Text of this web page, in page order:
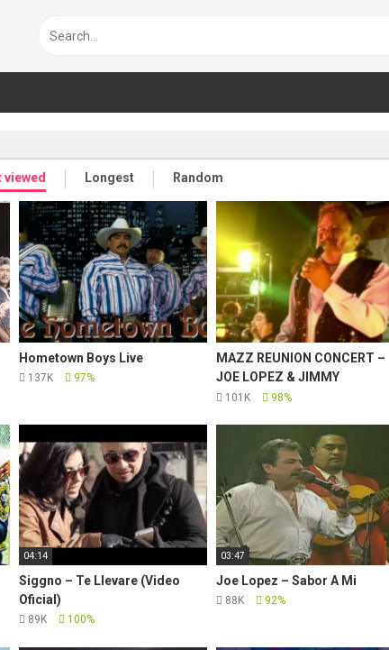
viewed Longest Random
Hometown Boys Live
137K 97%
MAZZ REUNION CONCERT –
JOE LOPEZ & JIMMY
GONZALEZ
101K 98%
04:14
Siggno – Te Llevare (Video
Oficial)
89K 100%
03:47
Joe Lopez – Sabor A Mi
88K 92%